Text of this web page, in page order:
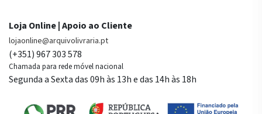
Loja Online | Apoio ao Cliente
lojaonline@arquivolivraria.pt
(+351) 967 303 578
Chamada para rede móvel nacional
Segunda a Sexta das 09h às 13h e das 14h às 18h